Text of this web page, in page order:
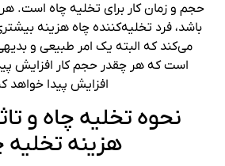
حجم و زمان کار برای تخلیه چاه است.
باشد، فرد تخلیه‌کننده چاه هزینه
می‌کند که البته یک امر طبیعی و
است که هر چقدر حجم کار افزایش پیدا
افزایش پیدا خواهد
نحوه تخلیه چاه و
هزینه تخلیه